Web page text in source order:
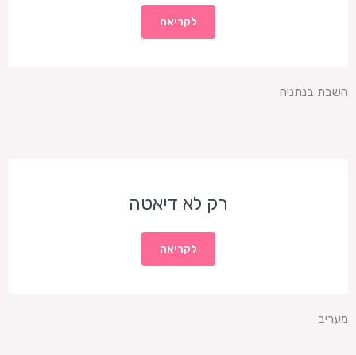
לקריאה
השבת בנתניה
רק לא דיאטה
לקריאה
מעריב